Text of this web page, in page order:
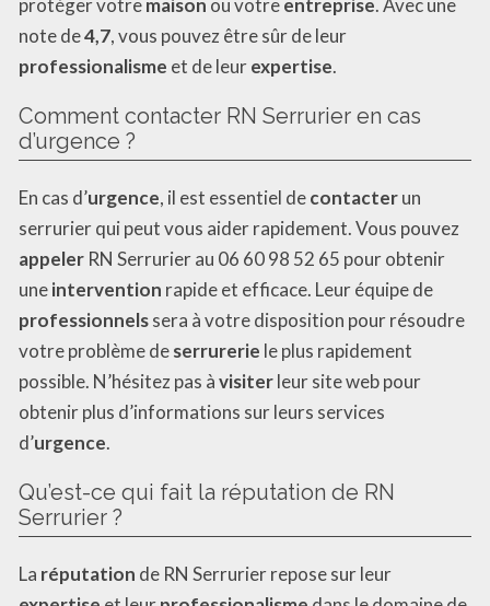
note de4,7, vous pouvez être sûr de leur
professionalisme et de leurexpertise.
Comment contacter RN Serrurier en cas
d’urgence ?
En cas d’urgence, il est essentiel decontacterun
serrurier qui peut vous aider rapidement. Vous pouvez
appeler RN Serrurier au 06 60 98 52 65 pour obtenir
uneintervention rapide et efficace. Leur équipe de
professionnelssera à votre disposition pour résoudre
votre problème deserrurerie le plus rapidement
possible. N’hésitez pas àvisiterleur site web pour
obtenir plus d’informations sur leurs services
d’urgence.
Qu’est-ce qui fait la réputation de RN
Serrurier ?
La réputation de RN Serrurier repose sur leur